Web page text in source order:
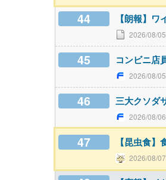
44 【朗報】
2026/08/
45 コンビニ店
2026/08/
46 三大クソダ
2026/08/
47 【昆虫食
2026/08/